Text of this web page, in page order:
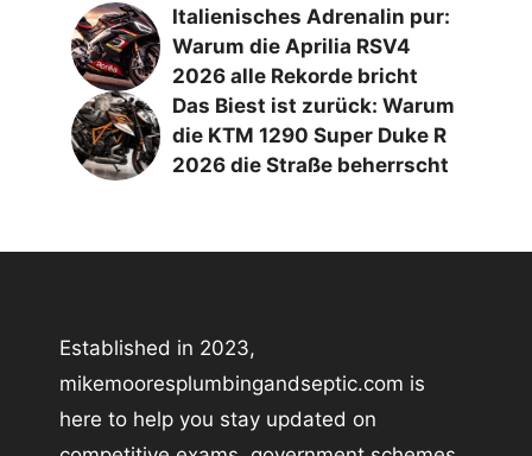
Italienisches Adrenalin pur:
Warum die Aprilia RSV4
2026 alle Rekorde bricht
Das Biest ist zurück: Warum
die KTM 1290 Super Duke R
2026 die Straße beherrscht
Established in 2023,
mikemooresplumbingandseptic.com is
here to help you stay updated on